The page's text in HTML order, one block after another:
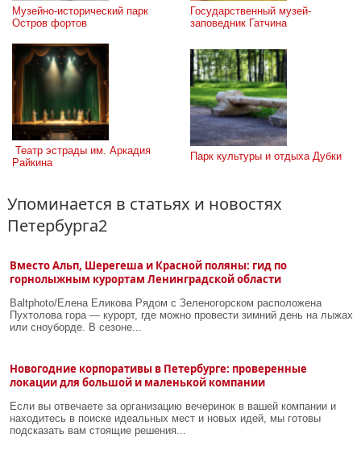
Музейно-исторический парк
Остров фортов
Государственный музей-
заповедник Гатчина
Райкина
Парк культуры и отдыха Дубки
Упоминается в статьях и новостях
Петербурга2
Вместо Альп, Шерегеша и Красной поляны: гид по
горнолыжным курортам Ленинградской области
Baltphoto/Елена Еликова Рядом с Зеленогорском расположена
Пухтолова гора — курорт, где можно провести зимний день на лыжах
или сноуборде. В сезоне...
Новогодние корпоративы в Петербурге: проверенные
локации для большой и маленькой компании
Если вы отвечаете за организацию вечеринок в вашей компании и
находитесь в поиске идеальных мест и новых идей, мы готовы
подсказать вам стоящие решения...